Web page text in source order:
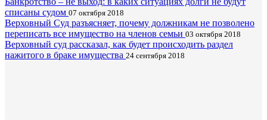
списаны судом 07 октября 2018
Верховный Суд разъясняет, почему должникам не позволено
переписать все имущество на членов семьи 03 октября 2018
Верховный суд рассказал, как будет происходить раздел
нажитого в браке имущества 24 сентября 2018